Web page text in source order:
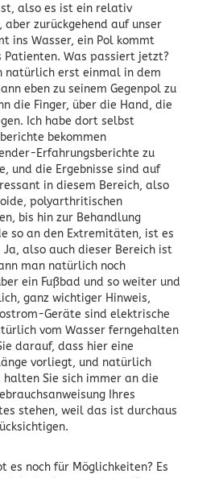
also es ist ein relativ
zurückgehend auf unser
ins Wasser, ein Pol kommt
Patienten. Was passiert jetzt?
natürlich erst einmal in dem
eben zu seinem Gegenpol zu
die Finger, über die Hand, die
Ich habe dort selbst
bekommen
Erfahrungsberichte zu
und die Ergebnisse sind auf
in diesem Bereich, also
polyarthritischen
bis hin zur Behandlung
so an den Extremitäten, ist es
also auch dieser Bereich ist
man natürlich noch
ein Fußbad und so weiter und
ganz wichtiger Hinweis,
Geräte sind elektrische
vom Wasser ferngehalten
darauf, dass hier eine
vorliegt, und natürlich
Sie sich immer an die
Ihres
stehen, weil das ist durchaus
es noch für Möglichkeiten? Es